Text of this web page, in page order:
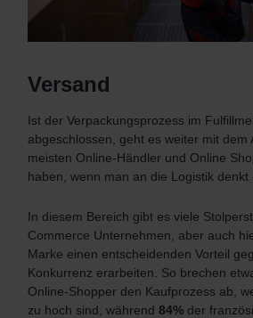
Versand
Ist der Verpackungsprozess im
abgeschlossen, geht es weiter mit dem
meisten Online-Händler und Online
haben, wenn man an die Logistik denkt
In diesem Bereich gibt es viele
Commerce Unternehmen, aber auch
Marke einen entscheidenden Vorteil
Konkurrenz erarbeiten.
So brechen
Online-Shopper den Kaufprozess ab,
zu hoch sind, während 84% der